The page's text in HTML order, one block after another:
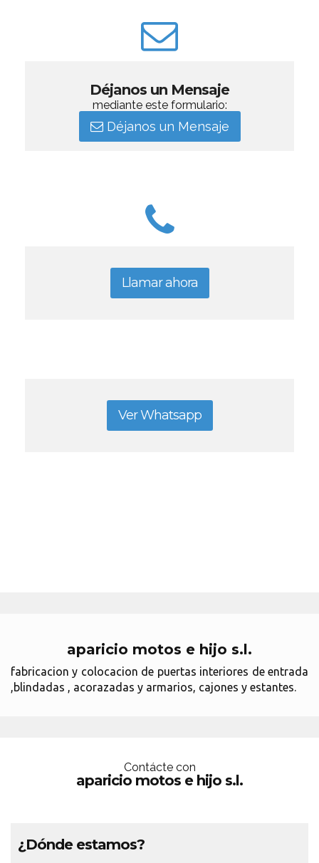
Déjanos un Mensaje
mediante este formulario:
Déjanos un Mensaje
Llamar ahora
Ver Whatsapp
aparicio motos e hijo s.l.
fabricacion y colocacion de puertas interiores de entrada
,blindadas , acorazadas y armarios, cajones y estantes.
Contácte con
aparicio motos e hijo s.l.
¿Dónde estamos?